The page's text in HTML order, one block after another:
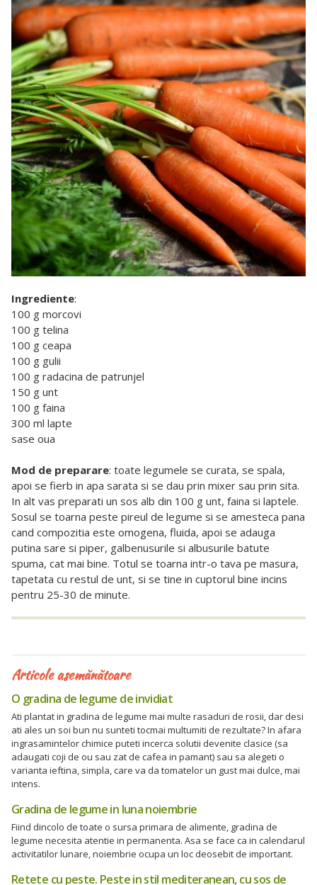
Ingrediente:
100 g morcovi
100 g telina
100 g ceapa
100 g gulii
100 g radacina de patrunjel
150 g unt
100 g faina
300 ml lapte
sase oua
Mod de preparare: toate legumele se curata, se spala,
apoi se fierb in apa sarata si se dau prin mixer sau prin sita.
In alt vas preparati un sos alb din 100 g unt, faina si laptele.
Sosul se toarna peste pireul de legume si se amesteca pana
cand compozitia este omogena, fluida, apoi se adauga
putina sare si piper, galbenusurile si albusurile batute
spuma, cat mai bine. Totul se toarna intr-o tava pe masura,
tapetata cu restul de unt, si se tine in cuptorul bine incins
pentru 25-30 de minute.
Articole asemănătoare
O gradina de legume de invidiat
Ati plantat in gradina de legume mai multe rasaduri de rosii, dar desi
ati ales un soi bun nu sunteti tocmai multumiti de rezultate? In afara
ingrasamintelor chimice puteti incerca solutii devenite clasice (sa
adaugati coji de ou sau zat de cafea in pamant) sau sa alegeti o
varianta ieftina, simpla, care va da tomatelor un gust mai dulce, mai
intens.
Gradina de legume in luna noiembrie
Fiind dincolo de toate o sursa primara de alimente, gradina de
legume necesita atentie in permanenta. Asa se face ca in calendarul
activitatilor lunare, noiembrie ocupa un loc deosebit de important.
Retete cu peste. Peste in stil mediteranean, cu sos de